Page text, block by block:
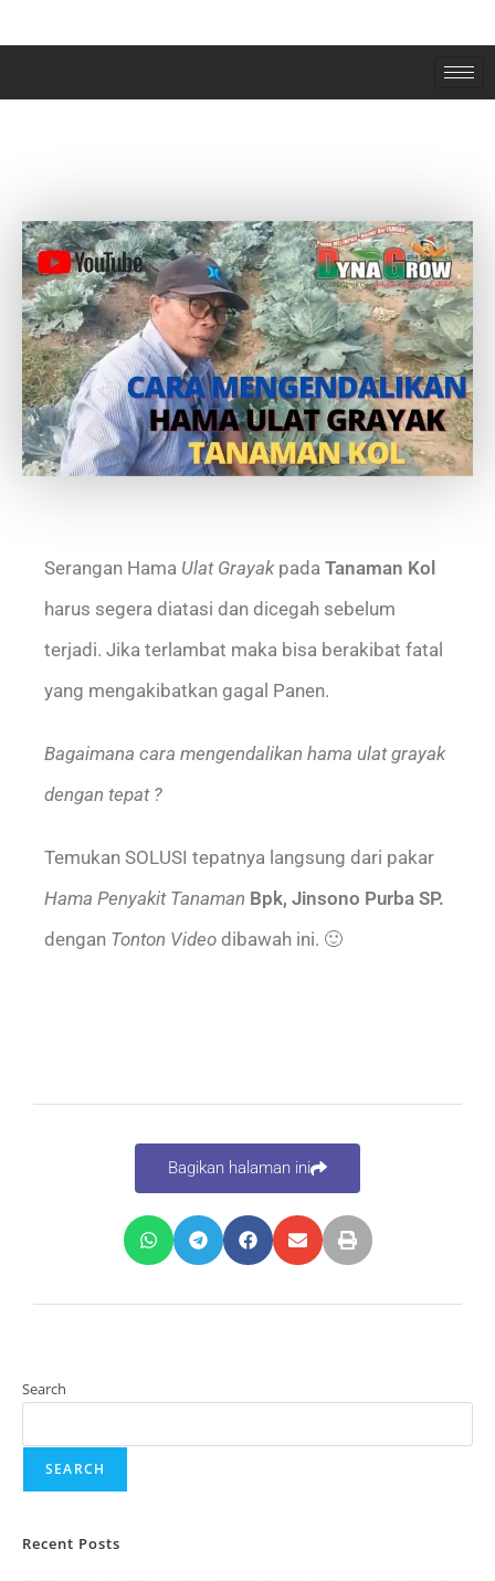
Serangan Hama Ulat Grayakpada Tanaman Kol
harus segera diatasi dan dicegah sebelum
terjadi. Jika terlambat maka bisa berakibat fatal
yang mengakibatkan gagal Panen.
Bagaimana cara mengendalikan hama ulat grayak
dengan tepat ?
Temukan SOLUSI tepatnya langsung dari pakar
Hama Penyakit Tanaman Bpk, Jinsono Purba SP.
dengan Tonton Video dibawah ini. 🙂
Bagikan halaman ini
Search
SEARCH
Recent Posts